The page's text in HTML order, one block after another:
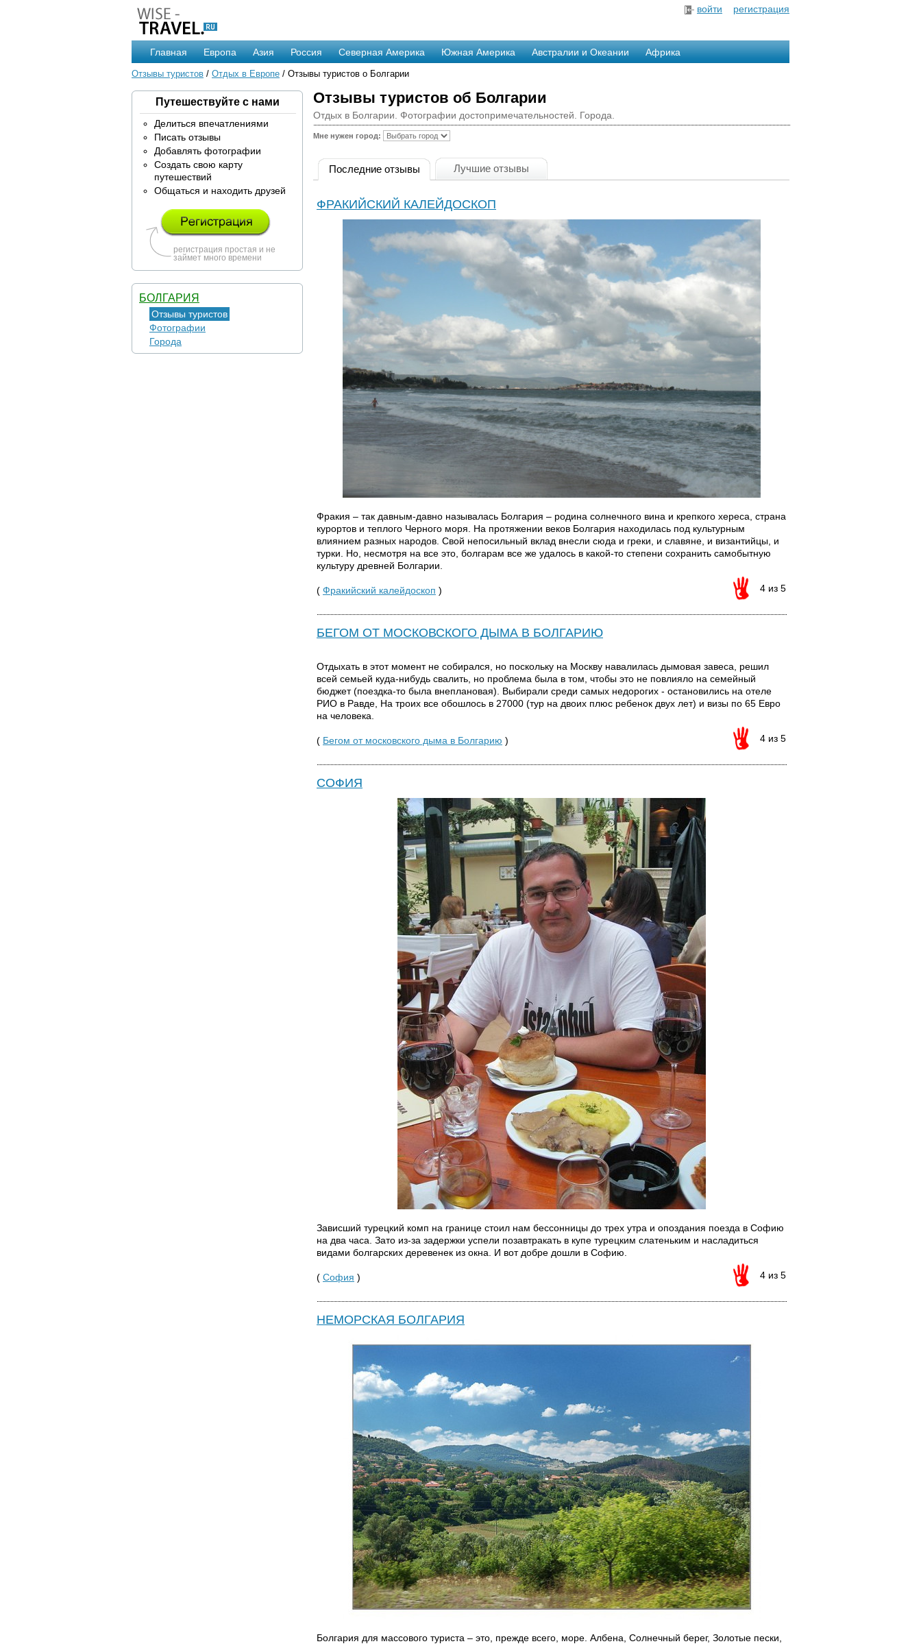
войти регистрация
Главная Европа Азия Россия Северная Америка Южная Америка Австралии и Океании Африка
Отзывы туристов / Отдых в Европе / Отзывы туристов о Болгарии
Путешествуйте с нами
Делиться впечатлениями
Писать отзывы
Добавлять фотографии
Создать свою карту
путешествий
Общаться и находить друзей
регистрация простая и не
займет много времени
БОЛГАРИЯ
Отзывы туристов
Фотографии
Города
Отзывы туристов об Болгарии
Отдых в Болгарии. Фотографии достопримечательностей. Города.
Мне нужен город:
Последние отзывы Лучшие отзывы
ФРАКИЙСКИЙ КАЛЕЙДОСКОП
Фракия – так давным-давно называлась Болгария – родина солнечного вина и крепкого хереса, страна
курортов и теплого Черного моря. На протяжении веков Болгария находилась под культурным
влиянием разных народов. Свой непосильный вклад внесли сюда и греки, и славяне, и византийцы, и
турки. Но, несмотря на все это, болгарам все же удалось в какой-то степени сохранить самобытную
культуру древней Болгарии.
4 из 5
( Фракийский калейдоскоп )
БЕГОМ ОТ МОСКОВСКОГО ДЫМА В БОЛГАРИЮ
Отдыхать в этот момент не собирался, но поскольку на Москву навалилась дымовая завеса, решил
всей семьей куда-нибудь свалить, но проблема была в том, чтобы это не повлияло на семейный
бюджет (поездка-то была внеплановая). Выбирали среди самых недорогих - остановились на отеле
РИО в Равде, На троих все обошлось в 27000 (тур на двоих плюс ребенок двух лет) и визы по 65 Евро
на человека.
4 из 5
( Бегом от московского дыма в Болгарию )
СОФИЯ
Зависший турецкий комп на границе стоил нам бессонницы до трех утра и опоздания поезда в Софию
на два часа. Зато из-за задержки успели позавтракать в купе турецким слатеньким и насладиться
видами болгарских деревенек из окна. И вот добре дошли в Софию.
4 из 5
( София )
НЕМОРСКАЯ БОЛГАРИЯ
Болгария для массового туриста – это, прежде всего, море. Албена, Солнечный берег, Золотые пески,